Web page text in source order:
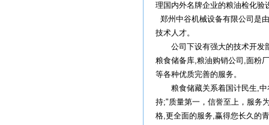
理国内外名牌企业的粮油检化验
郑州中谷机械设备有限公司是
技术人才。
公司下设有强大的技术开发部
粮食储备库,粮油购销公司,面粉
等各种优质完善的服务。
粮食储藏关系着国计民生,中
持;"质量第一，信誉至上，服务
格,更全面的服务,赢得您长久的